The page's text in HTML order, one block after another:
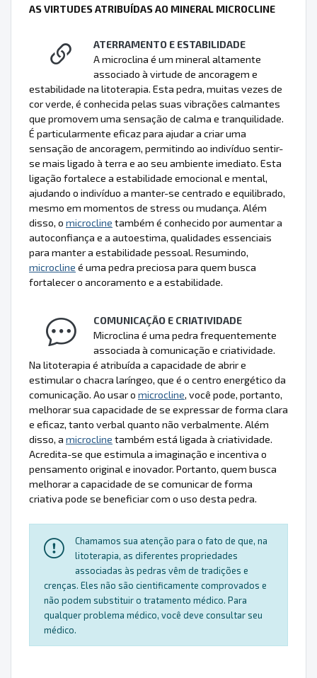
AS VIRTUDES ATRIBUÍDAS AO MINERAL MICROCLINE
ATERRAMENTO E ESTABILIDADE
A microclina é um mineral altamente
associado à virtude de ancoragem e
estabilidade na litoterapia. Esta pedra, muitas vezes de
cor verde, é conhecida pelas suas vibrações calmantes
que promovem uma sensação de calma e tranquilidade.
É particularmente eficaz para ajudar a criar uma
sensação de ancoragem, permitindo ao indivíduo sentir-
se mais ligado à terra e ao seu ambiente imediato. Esta
ligação fortalece a estabilidade emocional e mental,
ajudando o indivíduo a manter-se centrado e equilibrado,
mesmo em momentos de stress ou mudança. Além
disso, o microcline também é conhecido por aumentar a
autoconfiança e a autoestima, qualidades essenciais
para manter a estabilidade pessoal. Resumindo,
microcline é uma pedra preciosa para quem busca
fortalecer o ancoramento e a estabilidade.
COMUNICAÇÃO E CRIATIVIDADE
Microclina é uma pedra frequentemente
associada à comunicação e criatividade.
Na litoterapia é atribuída a capacidade de abrir e
estimular o chacra laríngeo, que é o centro energético da
comunicação. Ao usar o microcline, você pode, portanto,
melhorar sua capacidade de se expressar de forma clara
e eficaz, tanto verbal quanto não verbalmente. Além
disso, a microcline também está ligada à criatividade.
Acredita-se que estimula a imaginação e incentiva o
pensamento original e inovador. Portanto, quem busca
melhorar a capacidade de se comunicar de forma
criativa pode se beneficiar com o uso desta pedra.
Chamamos sua atenção para o fato de que, na
litoterapia, as diferentes propriedades
associadas às pedras vêm de tradições e
crenças. Eles não são cientificamente comprovados e
não podem substituir o tratamento médico. Para
qualquer problema médico, você deve consultar seu
médico.